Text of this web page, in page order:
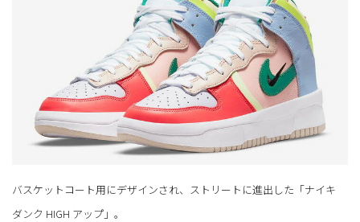
バスケットコート用にデザインされ、ストリートに進出した「ナイキ
ダンク HIGH アップ」。